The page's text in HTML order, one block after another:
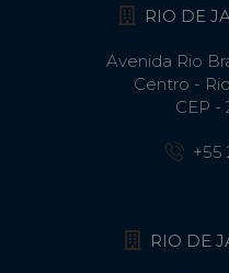
RIO DE
Avenida Rio
Centro -
CEP -
+55
RIO DE